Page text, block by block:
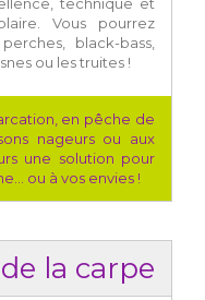
Vous pourrez
black-bass,
ou les truites !
en pêche de
nageurs ou aux
une solution pour
ou à vos envies !
la carpe